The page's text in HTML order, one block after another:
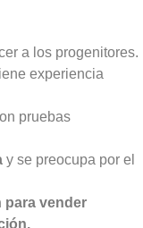
a los progenitores.
experiencia
pruebas
y se preocupa por el
para vender